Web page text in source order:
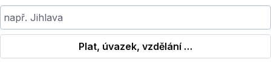
např. Jihlava
Plat, úvazek, vzdělání …